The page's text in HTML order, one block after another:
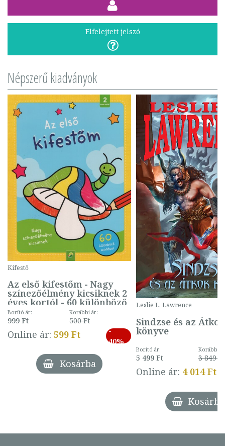
Elfelejtett jelszó
Népszerű kiadványok
Kifestő
Az első kifestőm - Nagy
színezőélmény kicsiknek 2
éves kortól - 60 különböző
mintával (gombás)
Borító ár:
999 Ft
Korábbi ár:
500 Ft
Online ár: 599 Ft
-
40%
Kosárba
Leslie L. Lawrence
Sindzse és az Átkok
könyve
Borító ár:
5 499 Ft
Korábbi
3 849 Ft
Online ár: 4 014 Ft
Kosárba